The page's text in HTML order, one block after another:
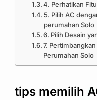
4. Perhatikan
5. Pilih AC
perumahan Solo
6. Pilih Desain
7.
Perumahan Solo
tips memilih